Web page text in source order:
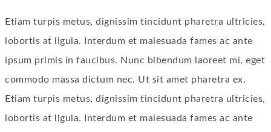
Etiam turpis metus, dignissim tincidunt pharetra ultricies,
lobortis at ligula. Interdum et malesuada fames ac ante
ipsum primis in faucibus. Nunc bibendum laoreet mi, eget
commodo massa dictum nec. Ut sit amet pharetra ex.
Etiam turpis metus, dignissim tincidunt pharetra ultricies,
lobortis at ligula. Interdum et malesuada fames ac ante